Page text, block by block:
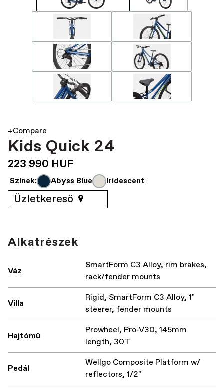
+Compare
Kids Quick 24
223 990 HUF
Színek: Abyss Blue Iridescent
Üzletkereső
Alkatrészek
Váz
SmartForm C3 Alloy, rim brakes,
rack/fender mounts
Villa
Rigid, SmartForm C3 Alloy, 1"
steerer, fender mounts
Hajtómű
Prowheel, Pro-V30, 145mm
length, 30T
Pedál
Wellgo Composite Platform w/
reflectors, 1/2"